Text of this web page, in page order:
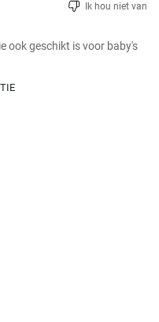
Ik hou niet van
ook geschikt is voor baby's